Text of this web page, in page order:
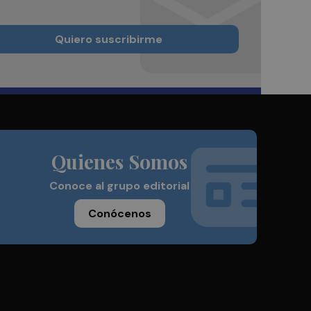
Quiero suscribirme
Quienes Somos
Conoce al grupo editorial
Conócenos